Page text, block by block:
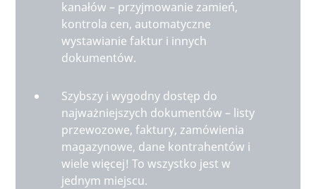
kanałów – przyjmowanie zamień,
kontrola cen, automatyczne
wystawianie faktur i innych
dokumentów.
Szybszy i wygodny dostęp do
najważniejszych dokumentów – listy
przewozowe, faktury, zamówienia
magazynowe, dane kontrahentów i
wiele więcej! To wszystko jest w
jednym miejscu.